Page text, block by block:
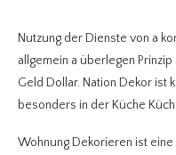
Nutzung der Dienste von a
allgemein a überlegen
Geld Dollar. Nation Dekor ist
besonders in der Küche
Wohnung Dekorieren ist